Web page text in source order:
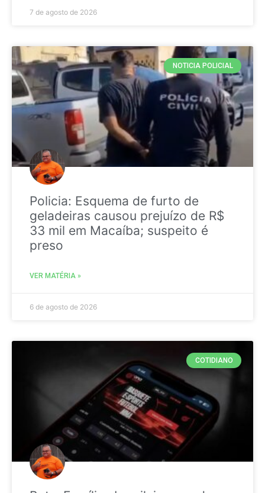
7 de agosto de 2026
NOTICIA POLICIAL
Policia: Esquema de furto de
geladeiras causou prejuízo de R$
33 mil em Macaíba; suspeito é
preso
VER MATÉRIA »
6 de agosto de 2026
COTIDIANO